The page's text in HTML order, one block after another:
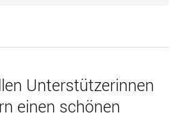
Unterstützerinnen
einen schönen